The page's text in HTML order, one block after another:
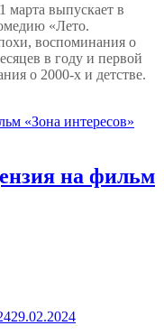
марта выпускает в
«Лето.
воспоминания о
в году и первой
о 2000-х и детстве.
на фильм
29.02.2024